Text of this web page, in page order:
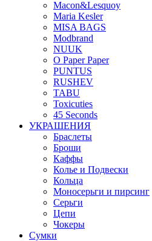
Macon&Lesquoy
Maria Kesler
MISA BAGS
Modbrand
NUUK
O Paper Paper
PUNTUS
RUSHEV
TABU
Toxicuties
45 Seconds
УКРАШЕНИЯ
Браслеты
Броши
Каффы
Колье и Подвески
Кольца
Моносерьги и пирсинг
Серьги
Цепи
Чокеры
Сумки